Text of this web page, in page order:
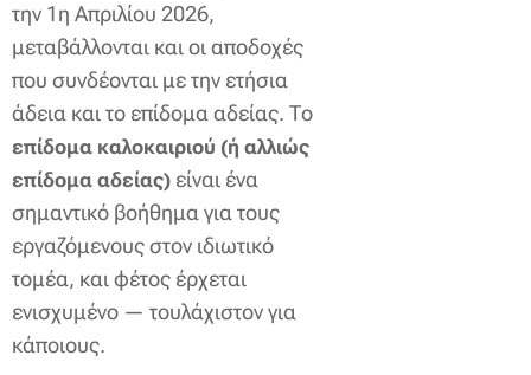
την 1η Απριλίου 2026,
μεταβάλλονται και οι αποδοχές
που συνδέονται με την ετήσια
άδεια και το επίδομα αδείας. Το
επίδομα καλοκαιριού (ή αλλιώς
επίδομα αδείας) είναι ένα
σημαντικό βοήθημα για τους
εργαζόμενους στον ιδιωτικό
τομέα, και φέτος έρχεται
ενισχυμένο — τουλάχιστον για
κάποιους.